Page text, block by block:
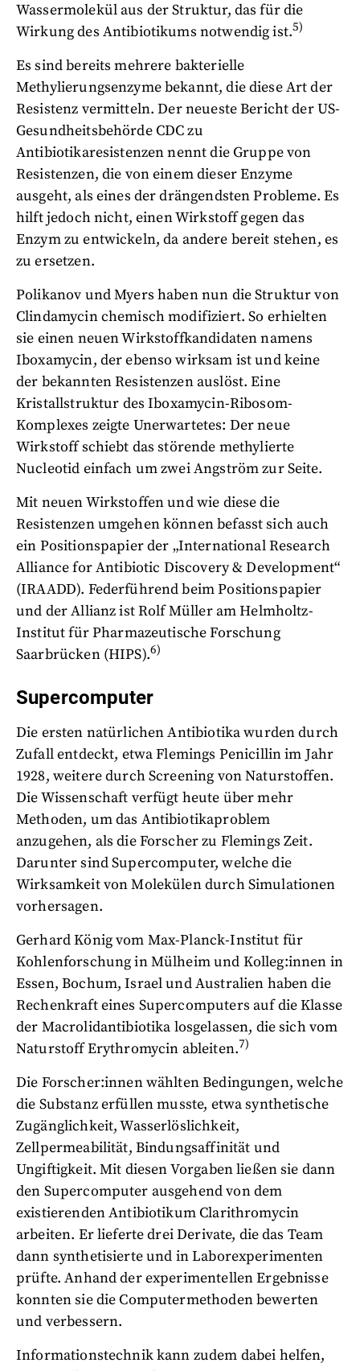
Wassermolekül aus der Struktur, das für die
Wirkung des Antibiotikums notwendig ist.5)
Es sind bereits mehrere bakterielle
Methylierungsenzyme bekannt, die diese Art der
Resistenz vermitteln. Der neueste Bericht der US-
Gesundheitsbehörde CDC zu
Antibiotikaresistenzen nennt die Gruppe von
Resistenzen, die von einem dieser Enzyme
ausgeht, als eines der drängendsten Probleme. Es
hilft jedoch nicht, einen Wirkstoff gegen das
Enzym zu entwickeln, da andere bereit stehen, es
zu ersetzen.
Polikanov und Myers haben nun die Struktur von
Clindamycin chemisch modifiziert. So erhielten
sie einen neuen Wirkstoffkandidaten namens
Iboxamycin, der ebenso wirksam ist und keine
der bekannten Resistenzen auslöst. Eine
Kristallstruktur des Iboxamycin-Ribosom-
Komplexes zeigte Unerwartetes: Der neue
Wirkstoff schiebt das störende methylierte
Nucleotid einfach um zwei Angström zur Seite.
Mit neuen Wirkstoffen und wie diese die
Resistenzen umgehen können befasst sich auch
ein Positionspapier der „International Research
Alliance for Antibiotic Discovery & Development“
(IRAADD). Federführend beim Positionspapier
und der Allianz ist Rolf Müller am Helmholtz-
Institut für Pharmazeutische Forschung
Saarbrücken (HIPS).6)
Supercomputer
Die ersten natürlichen Antibiotika wurden durch
Zufall entdeckt, etwa Flemings Penicillin im Jahr
1928, weitere durch Screening von Naturstoffen.
Die Wissenschaft verfügt heute über mehr
Methoden, um das Antibiotikaproblem
anzugehen, als die Forscher zu Flemings Zeit.
Darunter sind Supercomputer, welche die
Wirksamkeit von Molekülen durch Simulationen
vorhersagen.
Gerhard König vom Max-Planck-Institut für
Kohlenforschung in Mülheim und Kolleg:innen in
Essen, Bochum, Israel und Australien haben die
Rechenkraft eines Supercomputers auf die Klasse
der Macrolidantibiotika losgelassen, die sich vom
Naturstoff Erythromycin ableiten.7)
Die Forscher:innen wählten Bedingungen, welche
die Substanz erfüllen musste, etwa synthetische
Zugänglichkeit, Wasserlöslichkeit,
Zellpermeabilität, Bindungsaffinität und
Ungiftigkeit. Mit diesen Vorgaben ließen sie dann
den Supercomputer ausgehend von dem
existierenden Antibiotikum Clarithromycin
arbeiten. Er lieferte drei Derivate, die das Team
dann synthetisierte und in Laborexperimenten
prüfte. Anhand der experimentellen Ergebnisse
konnten sie die Computermethoden bewerten
und verbessern.
Informationstechnik kann zudem dabei helfen,